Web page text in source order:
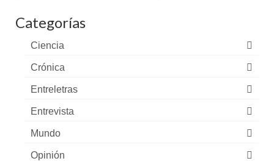
Categorías
Ciencia
Crónica
Entreletras
Entrevista
Mundo
Opinión